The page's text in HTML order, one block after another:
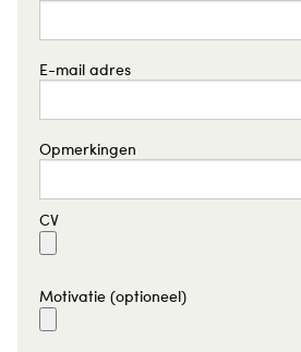
E-mail adres
Opmerkingen
CV
Motivatie (optioneel)